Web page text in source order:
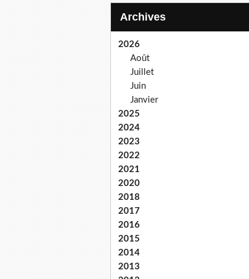
Archives
2026
Août
Juillet
Juin
Janvier
2025
2024
2023
2022
2021
2020
2018
2017
2016
2015
2014
2013